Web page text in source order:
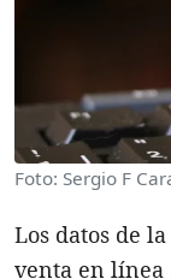
Foto: Sergio F
Los datos de
venta en línea